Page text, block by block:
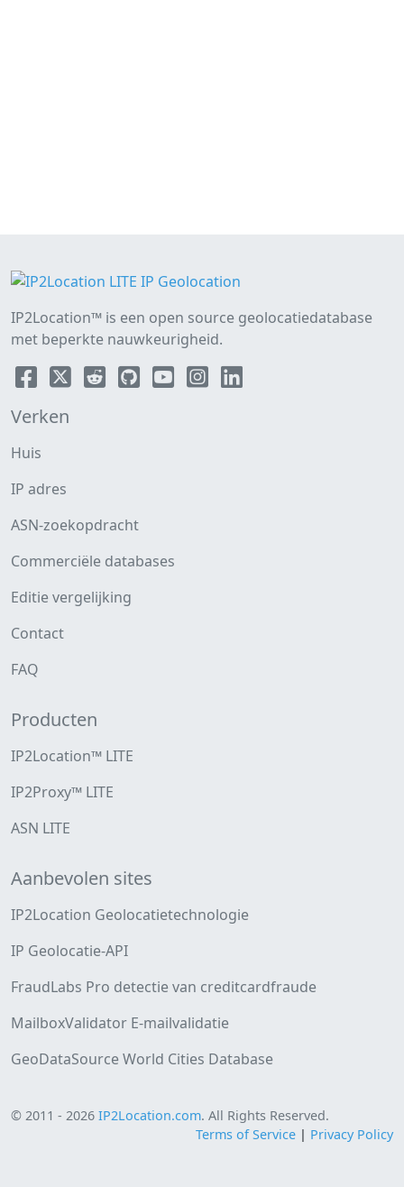
IP2Location™ is een open source geolocatiedatabase
met beperkte nauwkeurigheid.
Verken
Huis
IP adres
ASN-zoekopdracht
Commerciële databases
Editie vergelijking
Contact
FAQ
Producten
IP2Location™ LITE
IP2Proxy™ LITE
ASN LITE
Aanbevolen sites
IP2Location Geolocatietechnologie
IP Geolocatie-API
FraudLabs Pro detectie van creditcardfraude
MailboxValidator E-mailvalidatie
GeoDataSource World Cities Database
© 2011 - 2026 IP2Location.com. All Rights Reserved.
Terms of Service | Privacy Policy